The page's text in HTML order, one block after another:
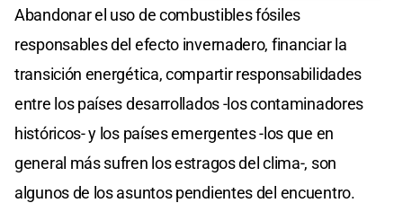
Abandonar el uso de combustibles fósiles
responsables del efecto invernadero, financiar la
transición energética, compartir responsabilidades
entre los países desarrollados -los contaminadores
históricos- y los países emergentes -los que en
general más sufren los estragos del clima-, son
algunos de los asuntos pendientes del encuentro.